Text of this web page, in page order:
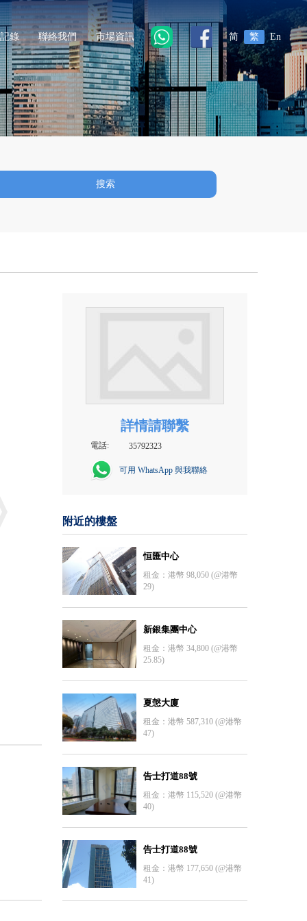
简 繁 En
錄 聯絡我們 市場資訊
搜索
詳情請聯繫
電話: 35792323
可用 WhatsApp 與我聯絡
附近的樓盤
恒匯中心
租金：港幣 98,050 (@港幣
29)
新銀集團中心
租金：港幣 34,800 (@港幣
25.85)
夏愨大廈
租金：港幣 587,310 (@港幣
47)
告士打道88號
租金：港幣 115,520 (@港幣
40)
告士打道88號
租金：港幣 177,650 (@港幣
41)